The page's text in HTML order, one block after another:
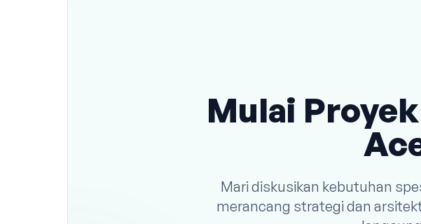
Mulai
Mari diskusikan kebutuhan
merancang strategi dan